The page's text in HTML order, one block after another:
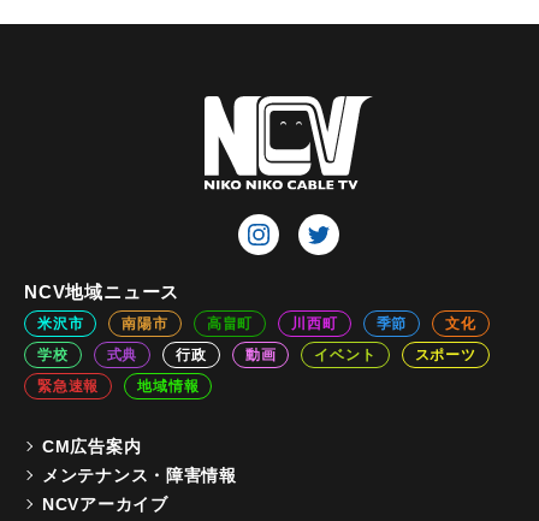
NCV地域ニュース
米沢市 南陽市 高畠町 川西町 季節
文化
学校
式典 行政 動画 イベント
スポーツ
緊急速報
地域情報
CM広告案内
メンテナンス・障害情報
NCVアーカイブ